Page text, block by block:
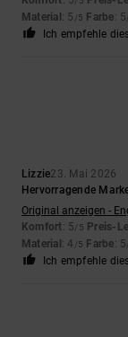
Material: 5 /5 Farbe: 5
Ich empfehle
Lizzie23. Mai 2026
Hervorragende
Original anzeigen -
Komfort: 5/5 Preis-
Material: 4 /5 Farbe: 5
Ich empfehle